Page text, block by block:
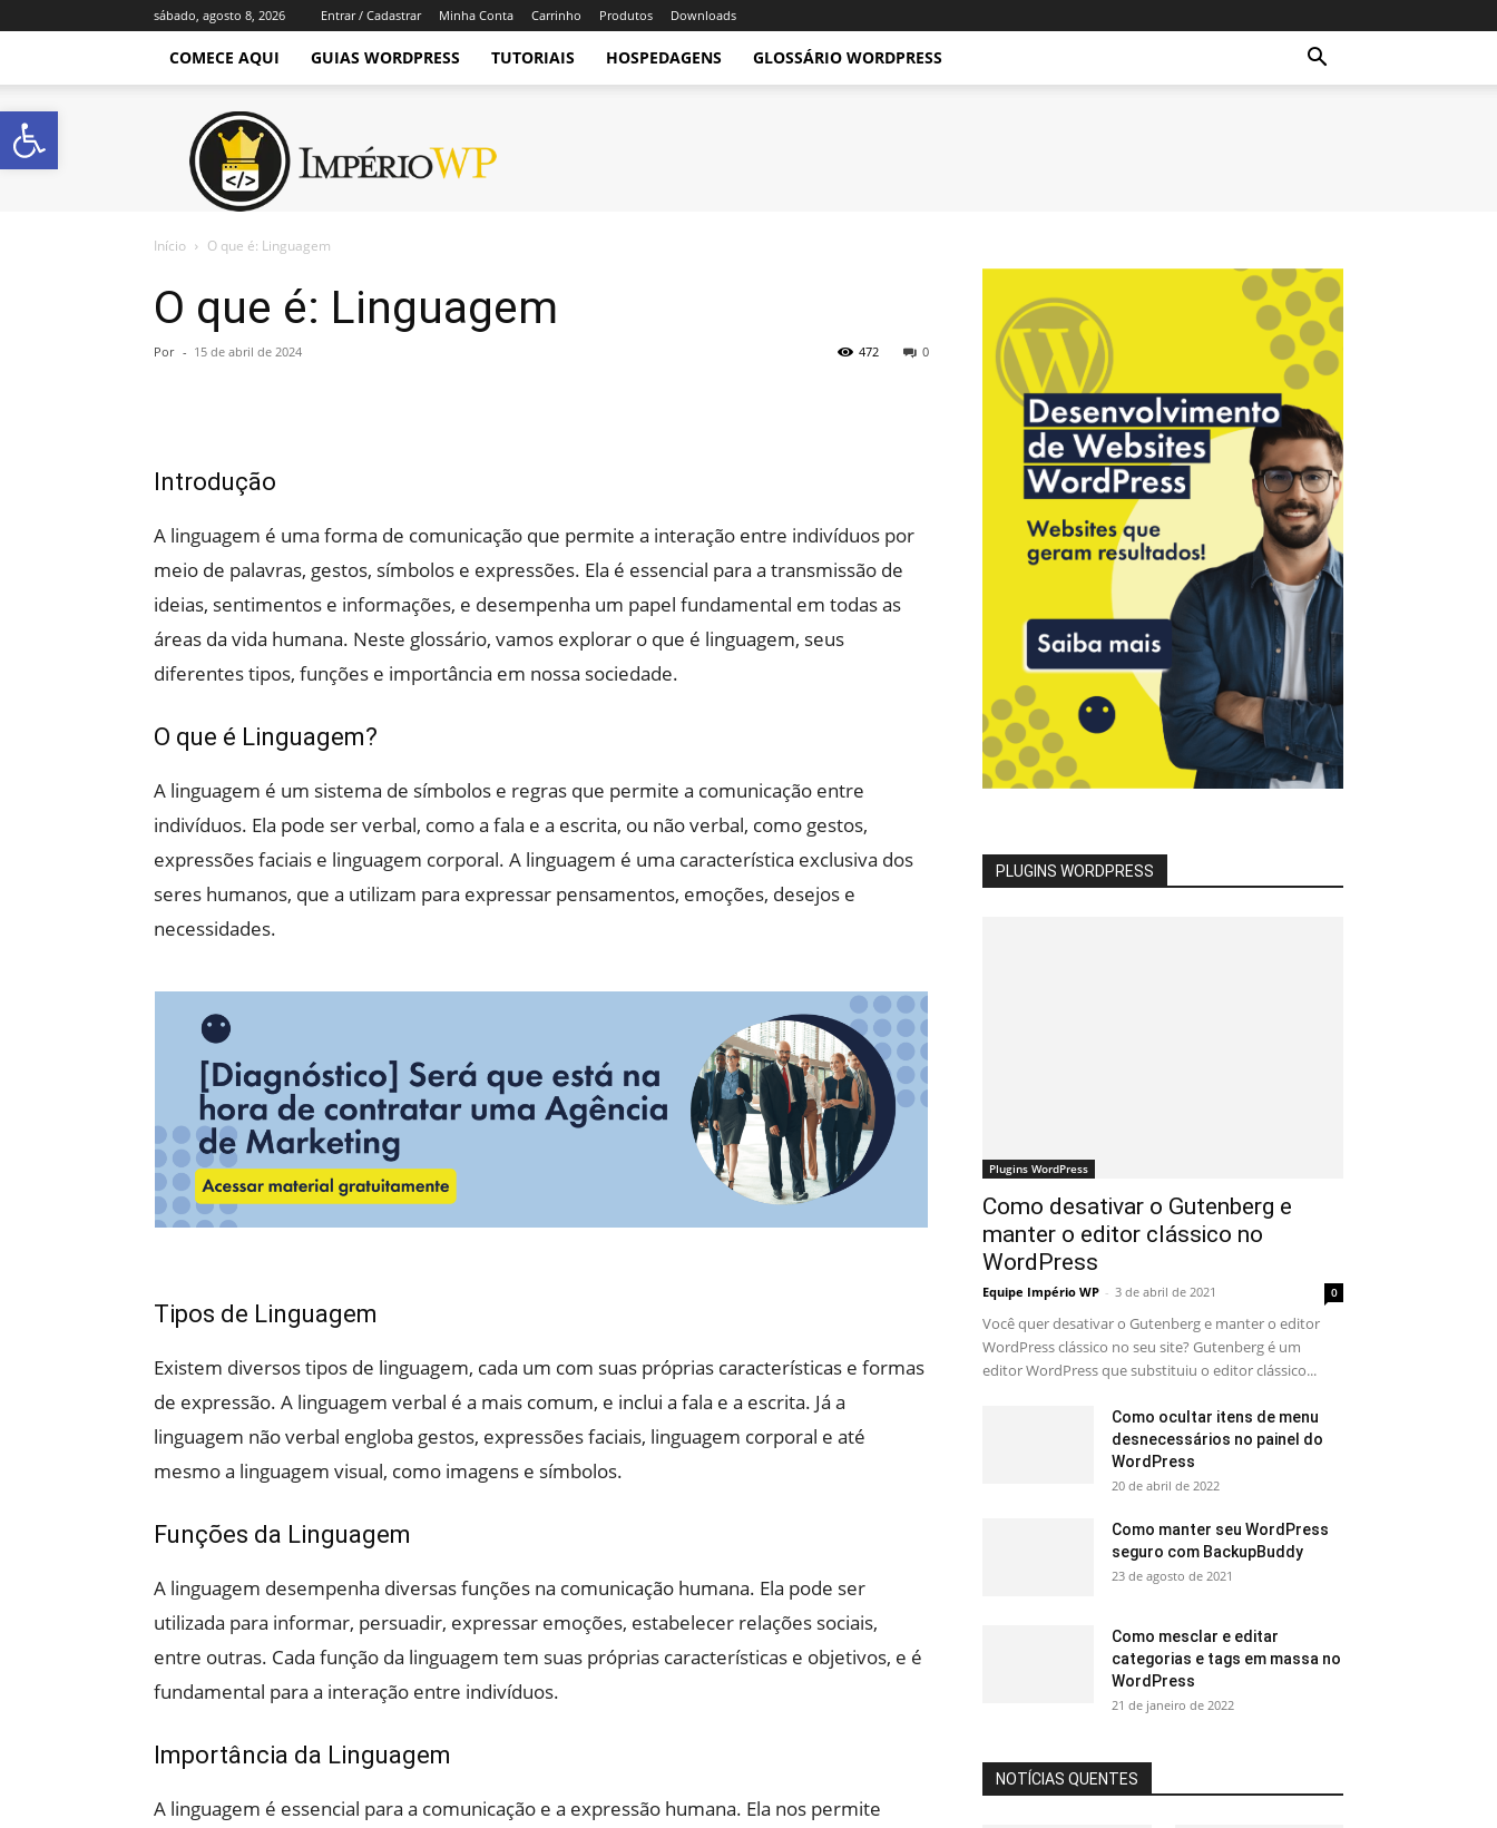
sábado, agosto 8, 2026 Entrar / Cadastrar Minha Conta Carrinho Produtos Downloads
COMECE AQUI GUIAS WORDPRESS TUTORIAIS HOSPEDAGENS GLOSSÁRIO WORDPRESS
Império
WordPress
Início O que é: Linguagem
O que é: Linguagem
Por - 15 de abril de 2024 0
472
Introdução
A linguagem é uma forma de comunicação que permite a interação entre indivíduos por
meio de palavras, gestos, símbolos e expressões. Ela é essencial para a transmissão de
ideias, sentimentos e informações, e desempenha um papel fundamental em todas as
áreas da vida humana. Neste glossário, vamos explorar o que é linguagem, seus
diferentes tipos, funções e importância em nossa sociedade.
O que é Linguagem?
A linguagem é um sistema de símbolos e regras que permite a comunicação entre
indivíduos. Ela pode ser verbal, como a fala e a escrita, ou não verbal, como gestos,
expressões faciais e linguagem corporal. A linguagem é uma característica exclusiva dos
seres humanos, que a utilizam para expressar pensamentos, emoções, desejos e
necessidades.
Tipos de Linguagem
Existem diversos tipos de linguagem, cada um com suas próprias características e formas
de expressão. A linguagem verbal é a mais comum, e inclui a fala e a escrita. Já a
linguagem não verbal engloba gestos, expressões faciais, linguagem corporal e até
mesmo a linguagem visual, como imagens e símbolos.
Funções da Linguagem
A linguagem desempenha diversas funções na comunicação humana. Ela pode ser
utilizada para informar, persuadir, expressar emoções, estabelecer relações sociais,
entre outras. Cada função da linguagem tem suas próprias características e objetivos, e é
fundamental para a interação entre indivíduos.
Importância da Linguagem
A linguagem é essencial para a comunicação e a expressão humana. Ela nos permite
PLUGINS WORDPRESS
Plugins WordPress
Como desativar o Gutenberg e
manter o editor clássico no
WordPress
Equipe Império WP - 3 de abril de 2021 0
Você quer desativar o Gutenberg e manter o editor
WordPress clássico no seu site? Gutenberg é um
editor WordPress que substituiu o editor clássico...
Como ocultar itens de menu
desnecessários no painel do
WordPress
20 de abril de 2022
Como manter seu WordPress
seguro com BackupBuddy
23 de agosto de 2021
Como mesclar e editar
categorias e tags em massa no
WordPress
21 de janeiro de 2022
NOTÍCIAS QUENTES
Abrir a barra de ferramentas